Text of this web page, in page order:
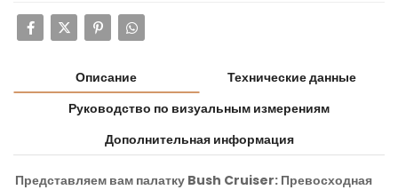
Описание
Технические данные
Руководство по визуальным измерениям
Дополнительная информация
Представляем вам палатку Bush Cruiser: Превосходная